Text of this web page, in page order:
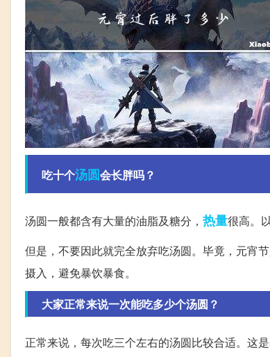
吃十个汤圆会长胖吗？
汤圆一般都含有大量的油脂及糖分， 热量很高。
但是，不要因此就完全放弃吃汤圆。毕竟，元宵
摄入，避免暴饮暴食。
大家正常来说一次能吃多少个汤圆？
正常来说，每次吃三个左右的汤圆比较合适。这